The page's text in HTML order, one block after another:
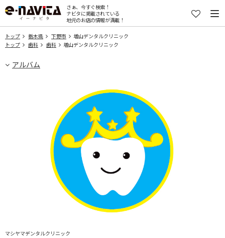
さぁ、今すぐ検索！
ナビタに掲載されている
地元のお店の情報が満載！
トップ 栃木県 下野市
増山デンタルクリニック
トップ
歯科 歯科 増山デンタルクリニック
アルバム
マシヤマデンタルクリニック